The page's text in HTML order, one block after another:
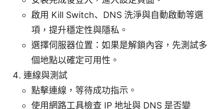
啟用 Kill Switch、DNS 洗淨與自動啟動等選
項，提升穩定性與隱私。
選擇伺服器位置：如果是解鎖內容，先測試多
個地點以確定可用性。
連線與測試
點擊連線，等待成功指示。
使用網路工具檢查 IP 地址與 DNS 是否變